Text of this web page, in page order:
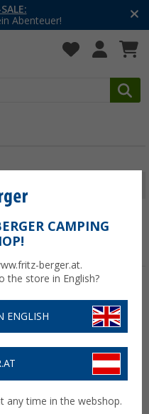
Abenteuer!
Wechsel Travel Line
Wildfire mud green
Schlafsack
CAMPING
berger.at.
the store in English?
ENGLISH
any time in the webshop.